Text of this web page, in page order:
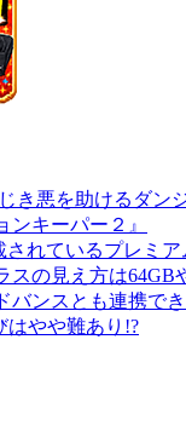
キーパー２』
の見え方は64GB
はやや難あり!?